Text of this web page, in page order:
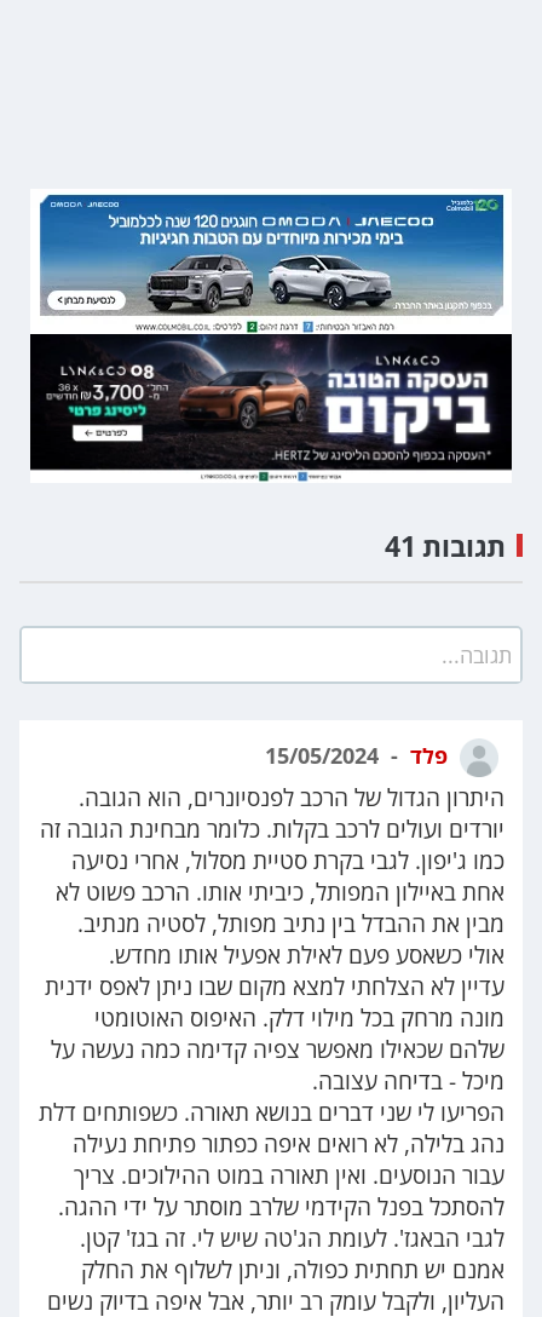
תגובה...
פלד
היתרון הגדול של הרכב לפנסיונרים, הוא הגובה.
יורדים ועולים לרכב בקלות. כלומר מבחינת הגובה זה
כמו ג'יפון. לגבי בקרת סטיית מסלול, אחרי נסיעה
אחת באיילון המפותל, כיביתי אותו. הרכב פשוט לא
מבין את ההבדל בין נתיב מפותל, לסטיה מנתיב.
אולי כשאסע פעם לאילת אפעיל אותו מחדש.
עדיין לא הצלחתי למצא מקום שבו ניתן לאפס ידנית
מונה מרחק בכל מילוי דלק. האיפוס האוטומטי
שלהם שכאילו מאפשר צפיה קדימה כמה נעשה על
מיכל - בדיחה עצובה.
הפריעו לי שני דברים בנושא תאורה. כשפותחים דלת
נהג בלילה, לא רואים איפה כפתור פתיחת נעילה
עבור הנוסעים. ואין תאורה במוט ההילוכים. צריך
להסתכל בפנל הקידמי שלרב מוסתר על ידי ההגה.
לגבי הבאגז'. לעומת הג'טה שיש לי. זה בגז' קטן.
אמנם יש תחתית כפולה, וניתן לשלוף את החלק
העליון, ולקבל עומק רב יותר, אבל איפה בדיוק נשים